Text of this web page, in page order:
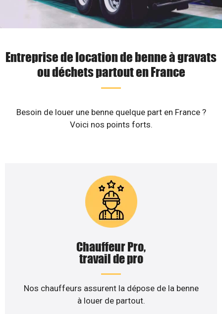
Entreprise de location de benne à gravats
ou déchets partout en France
Besoin de louer une benne quelque part en France ?
Voici nos points forts.
Chauffeur Pro,
travail de pro
Nos chauffeurs assurent la dépose de la benne
à louer de partout.